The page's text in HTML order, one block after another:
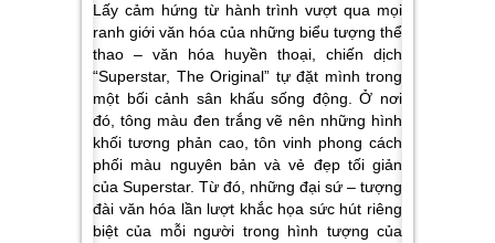
Lấy cảm hứng từ hành trình vượt qua mọi
ranh giới văn hóa của những biểu tượng thể
thao – văn hóa huyền thoại, chiến dịch
“Superstar, The Original” tự đặt mình trong
một bối cảnh sân khấu sống động. Ở nơi
đó, tông màu đen trắng vẽ nên những hình
khối tương phản cao, tôn vinh phong cách
phối màu nguyên bản và vẻ đẹp tối giản
của Superstar. Từ đó, những đại sứ – tượng
đài văn hóa lần lượt khắc họa sức hút riêng
biệt của mỗi người trong hình tượng của